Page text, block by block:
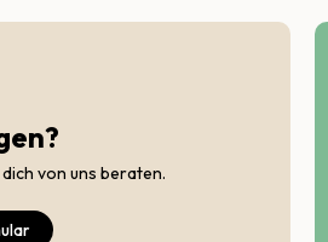
von uns beraten.